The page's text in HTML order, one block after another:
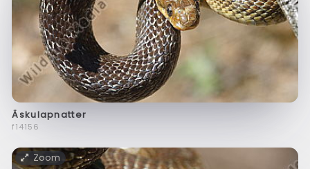
Äskulapnatter
f14156
Zoom